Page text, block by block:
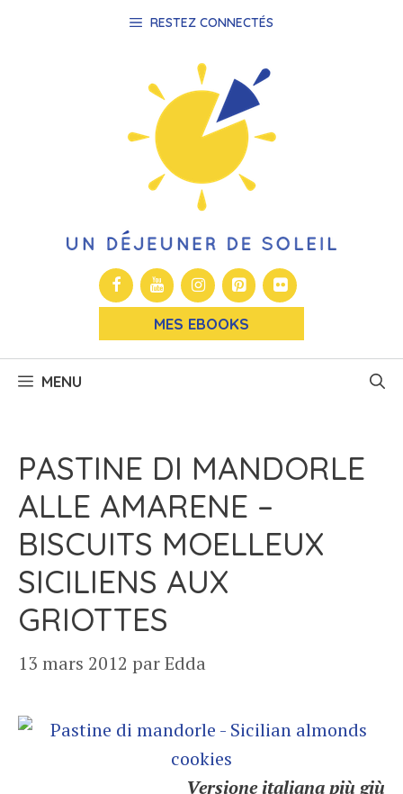
RESTEZ CONNECTÉS
MES EBOOKS
MENU
PASTINE DI MANDORLE
ALLE AMARENE –
BISCUITS MOELLEUX
SICILIENS AUX
GRIOTTES
13 mars 2012 parEdda
Versione italiana più giù